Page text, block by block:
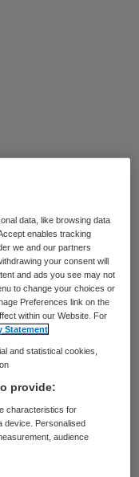
een sluitende
gemeenten
domein, de
beleid.
jeugdzorg,
specialist in
heeft
Binnenlands
deden
met
bij
data, like browsing data
enables tracking
we and our partners
your consent will
and ads you see may not
to change your choices or
Preferences link on the
within our Website. For
Statement
and statistical cookies,
provide:
characteristics for
device. Personalised
audience